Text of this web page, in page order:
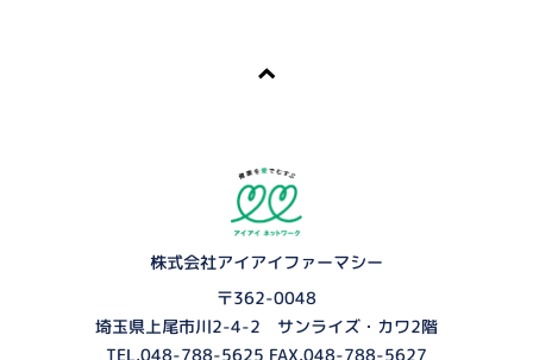
株式会社アイアイファーマシー
〒362-0048
埼玉県上尾市川2-4-2 サンライズ・カワ2階
TEL.048-788-5625 FAX.048-788-5627